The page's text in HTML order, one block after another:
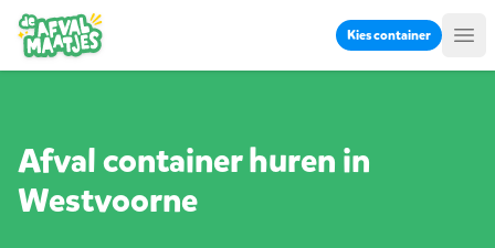
Kies container
Afval container huren in
Westvoorne